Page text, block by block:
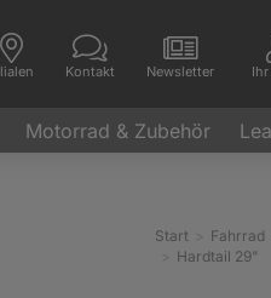
Kontakt Newsletter
Motorrad & Zubehör
Start Fahrrad
Hardtail 29"